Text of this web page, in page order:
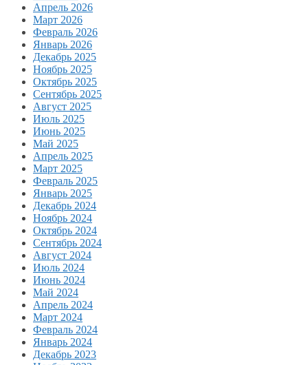
Апрель 2026
Март 2026
Февраль 2026
Январь 2026
Декабрь 2025
Ноябрь 2025
Октябрь 2025
Сентябрь 2025
Август 2025
Июль 2025
Июнь 2025
Май 2025
Апрель 2025
Март 2025
Февраль 2025
Январь 2025
Декабрь 2024
Ноябрь 2024
Октябрь 2024
Сентябрь 2024
Август 2024
Июль 2024
Июнь 2024
Май 2024
Апрель 2024
Март 2024
Февраль 2024
Январь 2024
Декабрь 2023